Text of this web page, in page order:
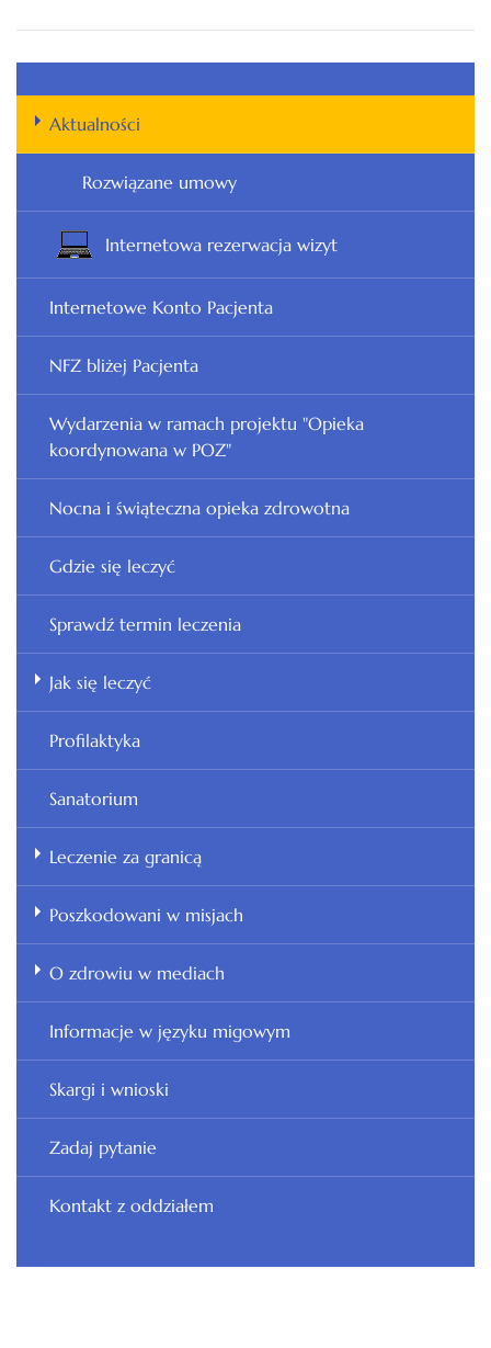
Aktualności
Rozwiązane umowy
Internetowa rezerwacja wizyt
Internetowe Konto Pacjenta
NFZ bliżej Pacjenta
Wydarzenia w ramach projektu "Opieka
koordynowana w POZ"
Nocna i świąteczna opieka zdrowotna
Gdzie się leczyć
Sprawdź termin leczenia
Jak się leczyć
Profilaktyka
Sanatorium
Leczenie za granicą
Poszkodowani w misjach
O zdrowiu w mediach
Informacje w języku migowym
Skargi i wnioski
Zadaj pytanie
Kontakt z oddziałem